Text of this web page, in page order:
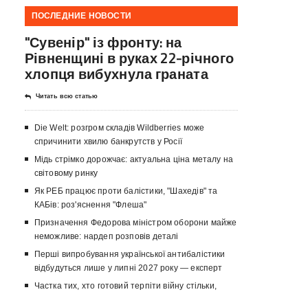
ПОСЛЕДНИЕ НОВОСТИ
"Сувенір" із фронту: на
Рівненщині в руках 22-річного
хлопця вибухнула граната
Читать всю статью
Die Welt: розгром складів Wildberries може
спричинити хвилю банкрутств у Росії
Мідь стрімко дорожчає: актуальна ціна металу на
світовому ринку
Як РЕБ працює проти балістики, "Шахедів" та
КАБів: роз'яснення "Флеша"
Призначення Федорова міністром оборони майже
неможливе: нардеп розповів деталі
Перші випробування української антибалістики
відбудуться лише у липні 2027 року — експерт
Частка тих, хто готовий терпіти війну стільки,